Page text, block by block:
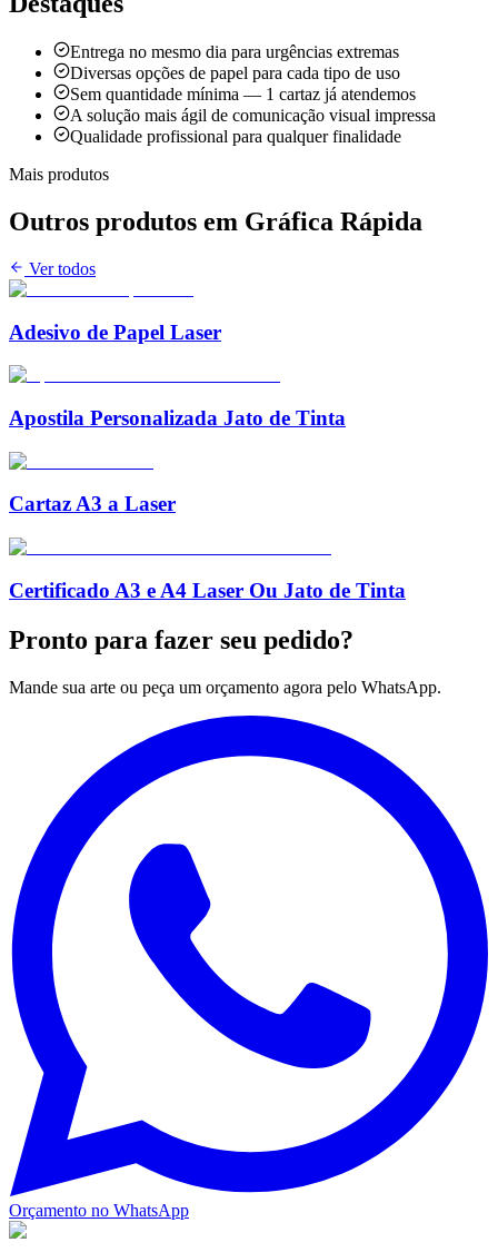
Entrega no mesmo dia para urgências extremas
Diversas opções de papel para cada tipo de uso
Sem quantidade mínima — 1 cartaz já atendemos
A solução mais ágil de comunicação visual impressa
Qualidade profissional para qualquer finalidade
Mais produtos
Outros produtos em Gráfica Rápida
Ver todos
Adesivo de Papel Laser
Apostila Personalizada Jato de Tinta
Cartaz A3 a Laser
Certificado A3 e A4 Laser Ou Jato de Tinta
Pronto para fazer seu pedido?
Mande sua arte ou peça um orçamento agora pelo WhatsApp.
Orçamento no WhatsApp